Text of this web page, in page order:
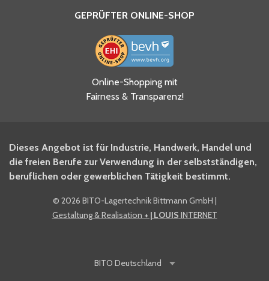
Ja, ich habe die
Datenschutzhinweise gelesen
und akzeptiere diese.
BITO Newsletter Fachwissen
Intralogistiker anmelden.
Ja, ich möchte mich für den
BITO Shop-Newsletter
GEPRÜFTER ONLINE-SHOP
Online-Shopping mit
Fairness & Transparenz!
Dieses Angebot ist für Industrie, Handwerk, Handel und
die freien Berufe zur Verwendung in der selbstständigen,
beruflichen oder gewerblichen Tätigkeit bestimmt.
© 2026 BITO-Lagertechnik Bittmann GmbH |
Gestaltung & Realisation + | LOUIS INTERNET
BITO Deutschland